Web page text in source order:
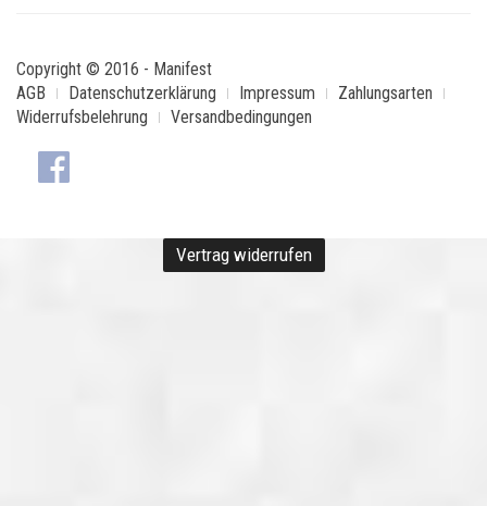
Copyright © 2016 - Manifest
AGB
Datenschutzerklärung Impressum
Zahlungsarten
Widerrufsbelehrung
Versandbedingungen
Vertrag widerrufen